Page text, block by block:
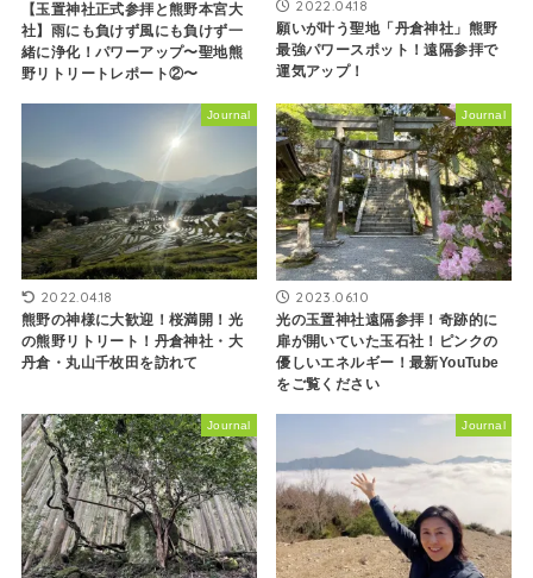
【玉置神社正式参拝と熊野本宮大
社】雨にも負けず風にも負けず一
緒に浄化！パワーアップ〜聖地熊
野リトリートレポート②〜
2022.04.18
願いが叶う聖地「丹倉神社」熊野
最強パワースポット！遠隔参拝で
運気アップ！
Journal
2022.04.18
熊野の神様に大歓迎！桜満開！光
の熊野リトリート！丹倉神社・大
丹倉・丸山千枚田を訪れて
Journal
2023.06.10
光の玉置神社遠隔参拝！奇跡的に
扉が開いていた玉石社！ピンクの
優しいエネルギー！最新YouTube
をご覧ください
Journal Journal